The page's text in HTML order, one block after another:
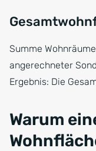
Summe
angerechneter
Ergebnis: Die
Warum